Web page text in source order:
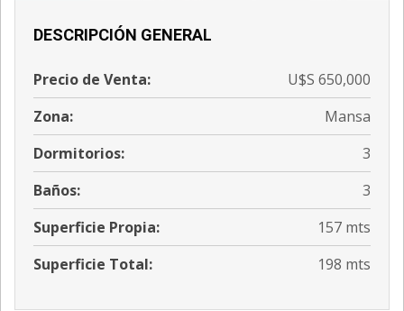
DESCRIPCIÓN GENERAL
Precio de Venta:
U$S 650,000
Zona:
Mansa
Dormitorios:
3
Baños:
3
Superficie Propia:
157 mts
Superficie Total:
198 mts